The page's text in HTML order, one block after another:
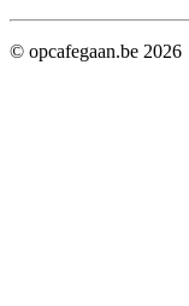
© opcafegaan.be 2026